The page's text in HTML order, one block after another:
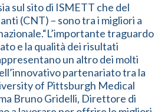
sul sito di ISMETT che del
(CNT) – sono tra i migliori a
traguardo
e la qualità dei risultati
un altro dei molti
partenariato tra la
of Pittsburgh Medical
Bruno Gridelli, Direttore di